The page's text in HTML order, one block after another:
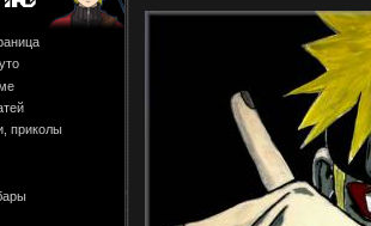
приколы